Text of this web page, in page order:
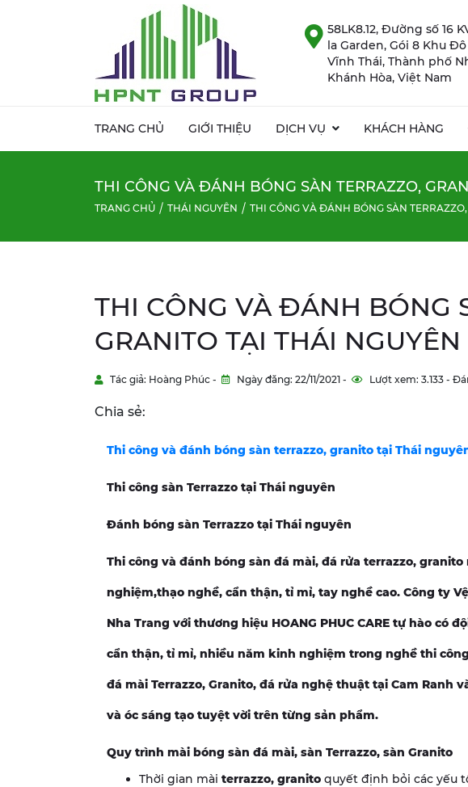
TRANG CHỦ GIỚI THIỆU DỊCH VỤ KHÁCH HÀNG
58LK8.12, Đường số 16
la Garden, Gói 8 Khu Đô
Vĩnh Thái, Thành phố
Khánh Hòa, Việt Nam
THI CÔNG VÀ ĐÁNH BÓNG SÀN TERRAZZO,
TRANG CHỦ THÁI NGUYÊN THI CÔNG VÀ ĐÁNH BÓNG SÀN
THI CÔNG VÀ ĐÁNH BÓNG
GRANITO TẠI THÁI NGUYÊN
Tác giả: Hoàng Phúc - Ngày đăng: 22/11/2021 - Lượt xem: 3.133 -
Chia sẻ:
Thi công và đánh bóng sàn terrazzo, granito tại Thái
Thi công sàn Terrazzo tại Thái nguyên
Đánh bóng sàn Terrazzo tại Thái nguyên
Thi công và đánh bóng sàn đá mài, đá rửa terrazzo,
nghiệm,thạo nghề, cẩn thận, tỉ mỉ, tay nghề cao. Công ty
Nha Trang với thương hiệu HOANG PHUC CARE tự hào có
cẩn thận, tỉ mỉ, nhiều năm kinh nghiệm trong nghề thi
đá mài Terrazzo, Granito, đá rửa nghệ thuật tại Cam Ranh
và óc sáng tạo tuyệt vời trên từng sản phẩm.
Quy trình mài bóng sàn đá mài, sàn Terrazzo, sàn Granito
Thời gian mài terrazzo, granito quyết định bỏi các yếu